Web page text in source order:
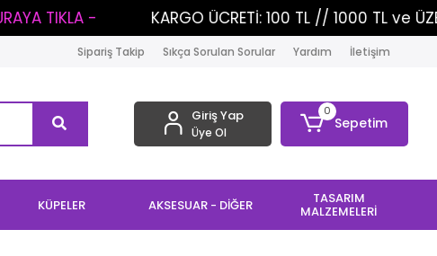
KARGO ÜCRETİ: 100 TL // 1000 TL ve ÜZERİ
Sipariş Takip Sıkça Sorulan Sorular Yardım İletişim
Giriş Yap
Üye Ol
0
Sepetim
KÜPELER AKSESUAR - DİĞER TASARIM
MALZEMELERİ